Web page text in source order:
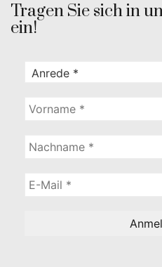
Tragen Sie sich in
ein!